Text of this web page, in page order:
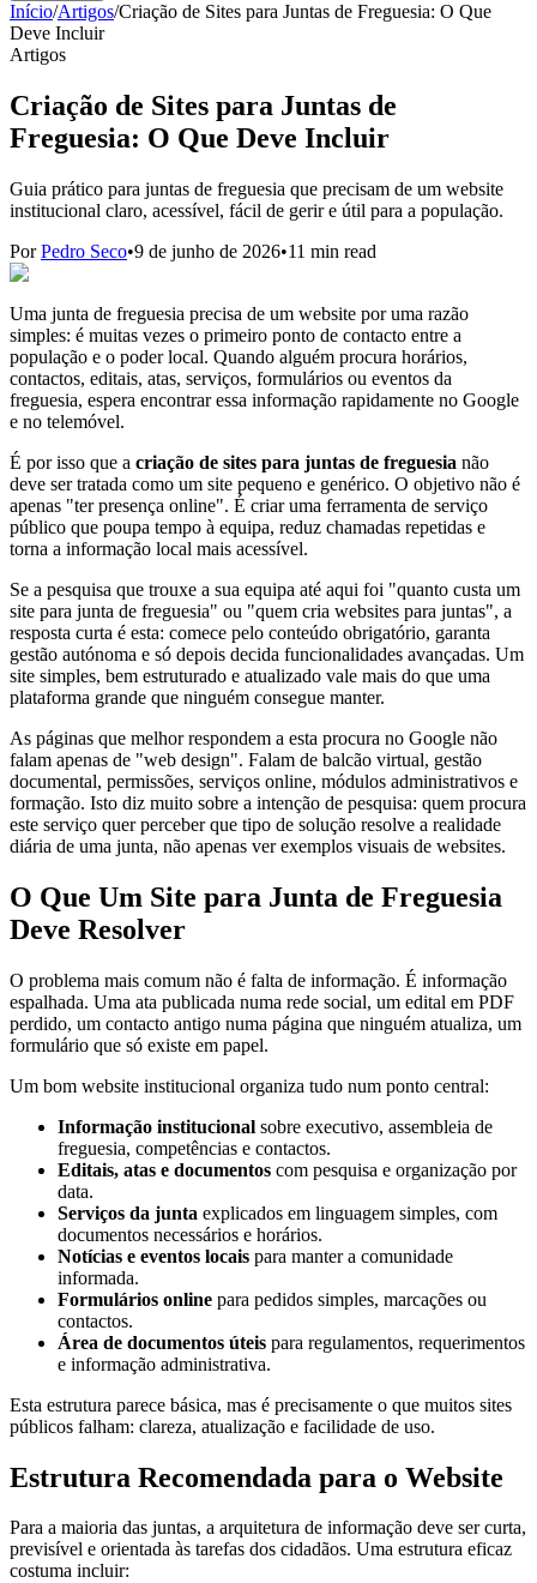
Início/Artigos/Criação de Sites para Juntas de Freguesia: O Que
Deve Incluir
Artigos
Criação de Sites para Juntas de
Freguesia: O Que Deve Incluir
Guia prático para juntas de freguesia que precisam de um website
institucional claro, acessível, fácil de gerir e útil para a população.
Por Pedro Seco•9 de junho de 2026•11 min read
Uma junta de freguesia precisa de um website por uma razão
simples: é muitas vezes o primeiro ponto de contacto entre a
população e o poder local. Quando alguém procura horários,
contactos, editais, atas, serviços, formulários ou eventos da
freguesia, espera encontrar essa informação rapidamente no Google
e no telemóvel.
É por isso que a criação de sites para juntas de freguesia não
deve ser tratada como um site pequeno e genérico. O objetivo não é
apenas "ter presença online". É criar uma ferramenta de serviço
público que poupa tempo à equipa, reduz chamadas repetidas e
torna a informação local mais acessível.
Se a pesquisa que trouxe a sua equipa até aqui foi "quanto custa um
site para junta de freguesia" ou "quem cria websites para juntas", a
resposta curta é esta: comece pelo conteúdo obrigatório, garanta
gestão autónoma e só depois decida funcionalidades avançadas. Um
site simples, bem estruturado e atualizado vale mais do que uma
plataforma grande que ninguém consegue manter.
As páginas que melhor respondem a esta procura no Google não
falam apenas de "web design". Falam de balcão virtual, gestão
documental, permissões, serviços online, módulos administrativos e
formação. Isto diz muito sobre a intenção de pesquisa: quem procura
este serviço quer perceber que tipo de solução resolve a realidade
diária de uma junta, não apenas ver exemplos visuais de websites.
O Que Um Site para Junta de Freguesia
Deve Resolver
O problema mais comum não é falta de informação. É informação
espalhada. Uma ata publicada numa rede social, um edital em PDF
perdido, um contacto antigo numa página que ninguém atualiza, um
formulário que só existe em papel.
Um bom website institucional organiza tudo num ponto central:
Informação institucional sobre executivo, assembleia de
freguesia, competências e contactos.
Editais, atas e documentos com pesquisa e organização por
data.
Serviços da junta explicados em linguagem simples, com
documentos necessários e horários.
Notícias e eventos locais para manter a comunidade
informada.
Formulários online para pedidos simples, marcações ou
contactos.
Área de documentos úteis para regulamentos, requerimentos
e informação administrativa.
Esta estrutura parece básica, mas é precisamente o que muitos sites
públicos falham: clareza, atualização e facilidade de uso.
Estrutura Recomendada para o Website
Para a maioria das juntas, a arquitetura de informação deve ser curta,
previsível e orientada às tarefas dos cidadãos. Uma estrutura eficaz
costuma incluir: